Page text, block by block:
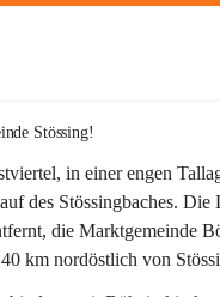
Stössing!
in einer engen
des Stössingbaches.
die Marktgemeinde
km nordöstlich von